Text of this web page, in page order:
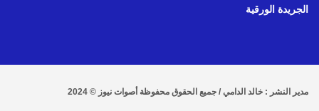
الجريدة الورقية
مدير النشر : خالد الدامي / جميع الحقوق محفوظة أصوات نيوز © 2024